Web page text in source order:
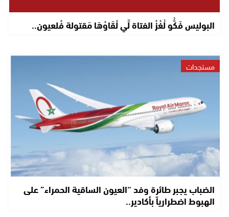
البوليس فَكُّو لُغْزْ الفتاة لِّي لْقَاوْهَا مَقتولة فْلعيون..
مستجدات
الضباب يجبر طائرة وفد “العيون الساقية الحمراء” على
الهبوط اضطرارياً بأكادير..